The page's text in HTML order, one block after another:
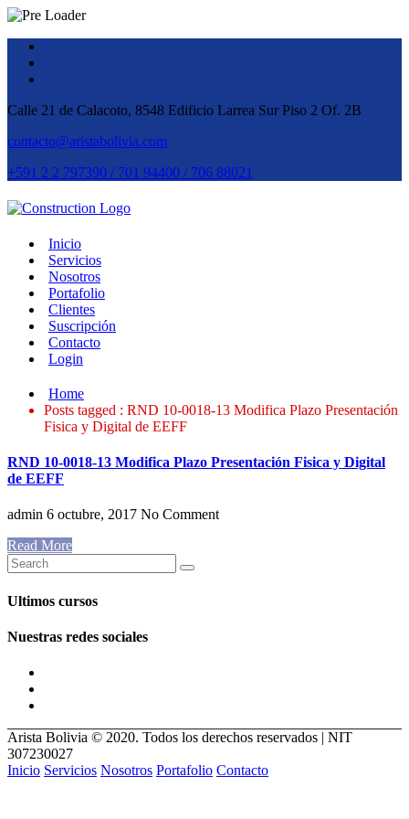
Calle 21 de Calacoto, 8548 Edificio Larrea Sur Piso 2 Of. 2B
contacto@aristabolivia.com
+591 2 2 797390 / 701 94400 / 706 88021
Inicio
Servicios
Nosotros
Portafolio
Clientes
Suscripción
Contacto
Login
Home
Posts tagged : RND 10-0018-13 Modifica Plazo Presentación
Fisica y Digital de EEFF
RND 10-0018-13 Modifica Plazo Presentación Fisica y Digital
de EEFF
admin 6 octubre, 2017 No Comment
Read More
Ultimos cursos
Nuestras redes sociales
Arista Bolivia © 2020. Todos los derechos reservados | NIT
307230027
Inicio Servicios Nosotros Portafolio Contacto